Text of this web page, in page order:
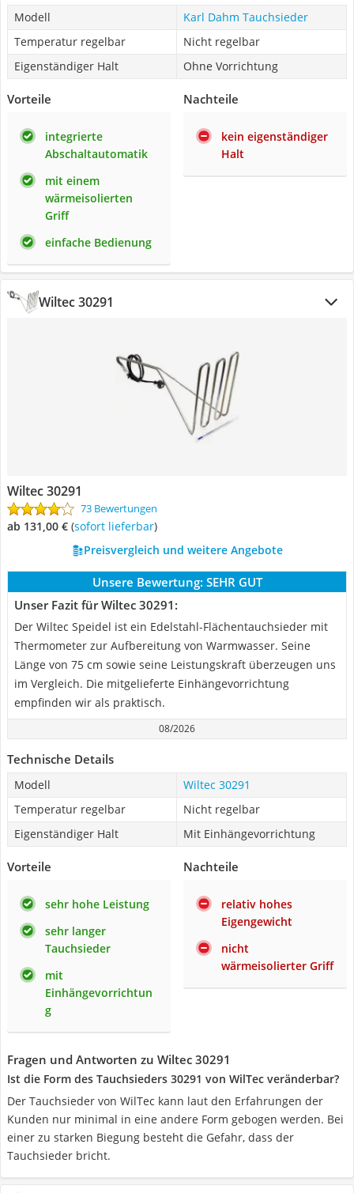
Modell
Karl Dahm Tauchsieder
Temperatur regelbar
Nicht regelbar
Eigenständiger Halt
Ohne Vorrichtung
Vorteile
integrierte
Abschaltautomatik
mit einem
wärmeisolierten
Griff
einfache Bedienung
Nachteile
kein eigenständiger
Halt
Wiltec 30291
Wiltec 30291
73 Bewertungen
ab 131,00 € ( Sofort lieferbar)
Preisvergleich und weitere Angebote
Unsere Bewertung: SEHR GUT
Unser Fazit für Wiltec 30291:
Der Wiltec Speidel ist ein Edelstahl-Flächentauchsieder mit
Thermometer zur Aufbereitung von Warmwasser. Seine
Länge von 75 cm sowie seine Leistungskraft überzeugen uns
im Vergleich. Die mitgelieferte Einhängevorrichtung
empfinden wir als praktisch.
08/2026
Technische Details
Modell
Wiltec 30291
Temperatur regelbar
Nicht regelbar
Eigenständiger Halt
Mit Einhängevorrichtung
Vorteile
sehr hohe Leistung
sehr langer
Tauchsieder
mit
Einhängevorrichtun
g
Nachteile
relativ hohes
Eigengewicht
nicht
wärmeisolierter Griff
Fragen und Antworten zu Wiltec 30291
Ist die Form des Tauchsieders 30291 von WilTec veränderbar?
Der Tauchsieder von WilTec kann laut den Erfahrungen der
Kunden nur minimal in eine andere Form gebogen werden. Bei
einer zu starken Biegung besteht die Gefahr, dass der
Tauchsieder bricht.